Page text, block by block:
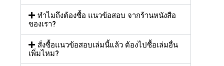
ทำไมถึงต้องซื้อ แนวข้อสอบ จากร้านหนังสือ
ของเรา?
สั่งซื้อแนวข้อสอบเล่มนี้แล้ว ต้องไปซื้อเล่มอื่น
เพิ่มไหม?